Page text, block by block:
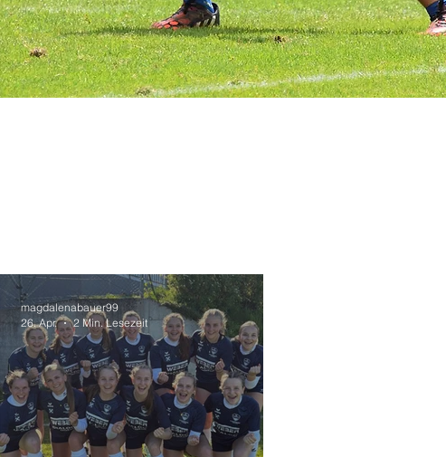
magdalenabauer99
26. Apr.
2 Min. Lesezeit